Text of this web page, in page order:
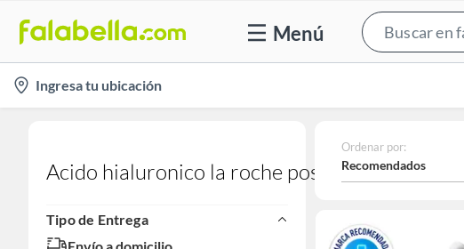
Menú
location-
icon
Ingresa tu ubicación
Acido hialuronico la roche posay
Tipo de Entrega
Envío a domicilio
Ordenar por:
Recomendados